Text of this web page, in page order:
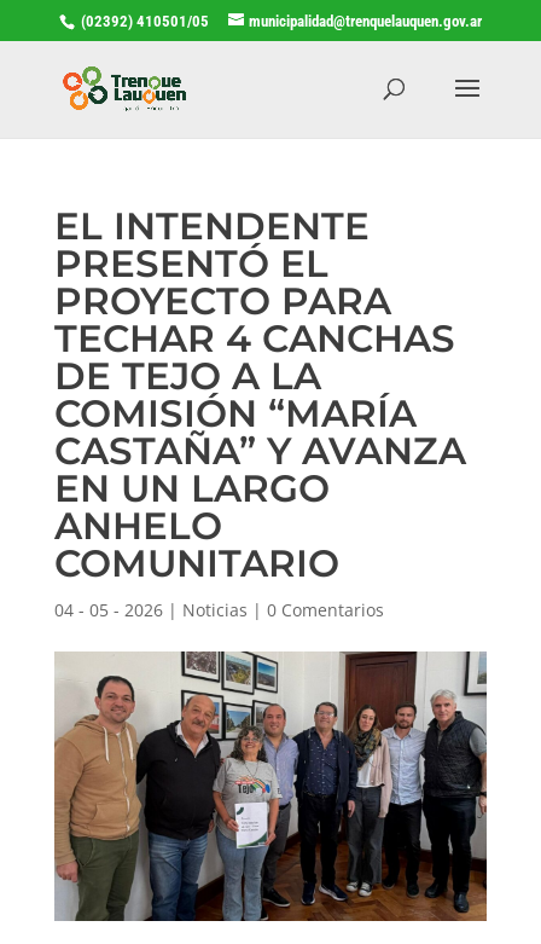
(02392) 410501/05 municipalidad@trenquelauquen.gov.ar
EL INTENDENTE
PRESENTÓ EL
PROYECTO PARA
TECHAR 4 CANCHAS
DE TEJO A LA
COMISIÓN “MARÍA
CASTAÑA” Y AVANZA
EN UN LARGO
ANHELO
COMUNITARIO
04 - 05 - 2026| Noticias | 0 Comentarios